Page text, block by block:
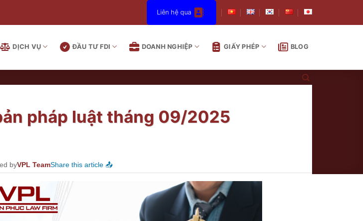
Liên hệ qua
DỊCH VỤ ĐẦU TƯ FDI DOANH NGHIỆP GIẤY PHÉP BLOG
pháp luật tháng 09/2025
byVPL TeamShare this article 📤